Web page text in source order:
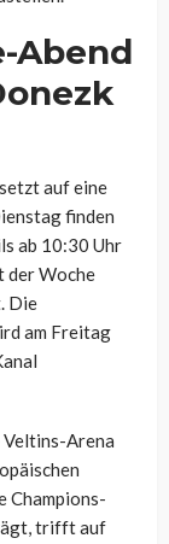
Abend
setzt auf eine
finden
ab 10:30 Uhr
der Woche
Die
am Freitag
Arena
Champions-
trifft auf